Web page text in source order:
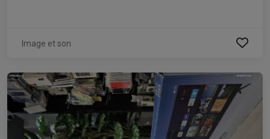
Image et son